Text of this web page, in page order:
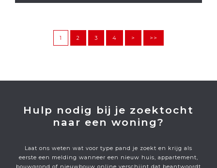
1 2 3 4 > >>
Hulp nodig bij je zoektocht
naar een woning?
Laat ons weten wat voor type pand je zoekt en krijg als
eerste een melding wanneer een nieuw huis, appartement,
bouwgrond of nieuwbouw online verschijnt dat beantwoordt